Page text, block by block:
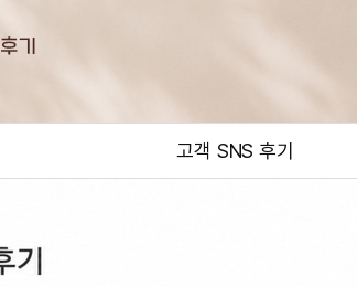
고객 SNS 후기